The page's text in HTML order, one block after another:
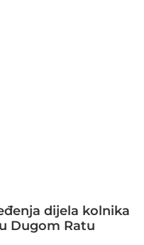
dijela kolnika
Dugom Ratu